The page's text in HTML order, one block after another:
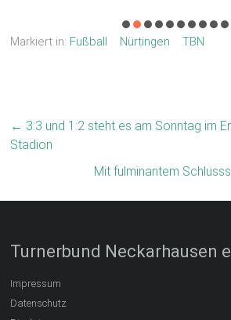
Markiert in: Fußball Nürtingen TBN
← 3:3 und 1:2 steht es am Sonntag im
Stadion
Mit fulminantem
Turnerbund Neckarhausen
Impressum
Datenschutz